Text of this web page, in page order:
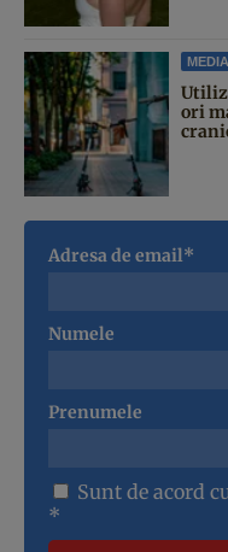
ori
Adresa de email*
Numele
Prenumele
Sunt de acord
*